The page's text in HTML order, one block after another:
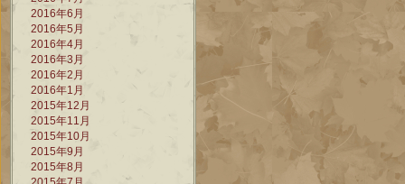
2016年6月
2016年5月
2016年4月
2016年3月
2016年2月
2016年1月
2015年12月
2015年11月
2015年10月
2015年9月
2015年8月